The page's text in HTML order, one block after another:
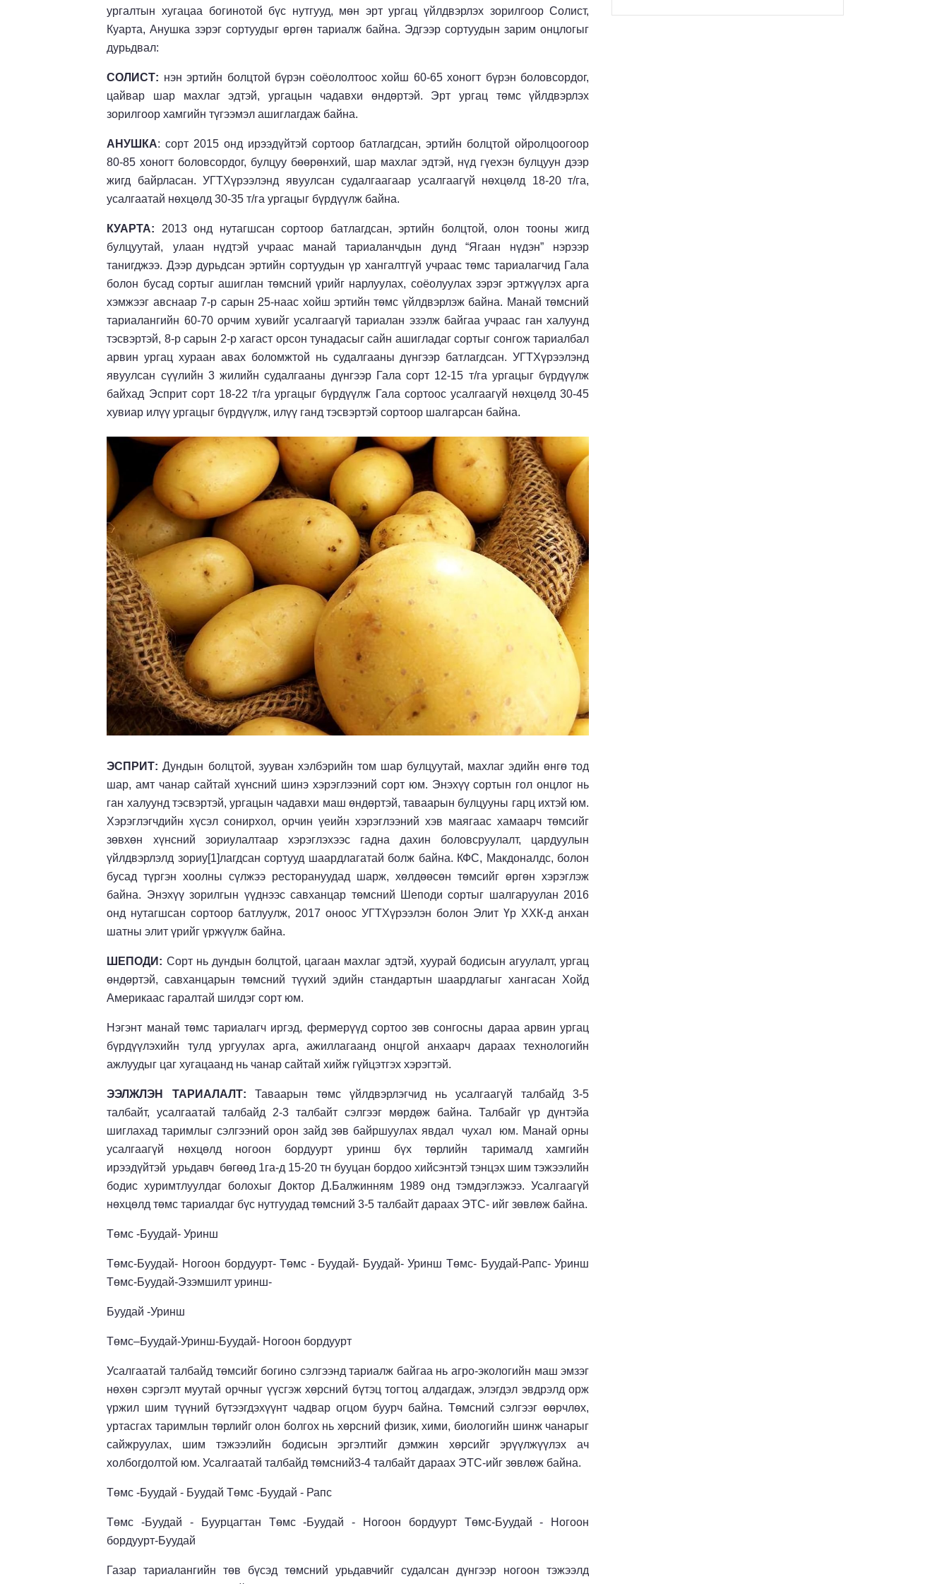
ургалтын хугацаа богинотой бүс нутгууд, мөн эрт ургац үйлдвэрлэх зорилгоор Солист,
Куарта, Анушка зэрэг сортуудыг өргөн тариалж байна. Эдгээр сортуудын зарим онцлогыг
дурьдвал:
СОЛИСТ: нэн эртийн болцтой бүрэн соёололтоос хойш 60-65 хоногт бүрэн боловсордог,
цайвар шар махлаг эдтэй, ургацын чадавхи өндөртэй. Эрт ургац төмс үйлдвэрлэх
зорилгоор хамгийн түгээмэл ашиглагдаж байна.
АНУШКА: сорт 2015 онд ирээдүйтэй сортоор батлагдсан, эртийн болцтой ойролцоогоор
80-85 хоногт боловсордог, булцуу бөөрөнхий, шар махлаг эдтэй, нүд гүехэн булцуун дээр
жигд байрласан. УГТХүрээлэнд явуулсан судалгаагаар усалгаагүй нөхцөлд 18-20 т/га,
усалгаатай нөхцөлд 30-35 т/га ургацыг бүрдүүлж байна.
КУАРТА: 2013 онд нутагшсан сортоор батлагдсан, эртийн болцтой, олон тооны жигд
булцуутай, улаан нүдтэй учраас манай тариаланчдын дунд “Ягаан нүдэн” нэрээр
танигджээ. Дээр дурьдсан эртийн сортуудын үр хангалтгүй учраас төмс тариалагчид Гала
болон бусад сортыг ашиглан төмсний үрийг нарлуулах, соёолуулах зэрэг эртжүүлэх арга
хэмжээг авснаар 7-р сарын 25-наас хойш эртийн төмс үйлдвэрлэж байна. Манай төмсний
тариалангийн 60-70 орчим хувийг усалгаагүй тариалан эзэлж байгаа учраас ган халуунд
тэсвэртэй, 8-р сарын 2-р хагаст орсон тунадасыг сайн ашигладаг сортыг сонгож тариалбал
арвин ургац хураан авах боломжтой нь судалгааны дүнгээр батлагдсан. УГТХүрээлэнд
явуулсан сүүлийн 3 жилийн судалгааны дүнгээр Гала сорт 12-15 т/га ургацыг бүрдүүлж
байхад Эсприт сорт 18-22 т/га ургацыг бүрдүүлж Гала сортоос усалгаагүй нөхцөлд 30-45
хувиар илүү ургацыг бүрдүүлж, илүү ганд тэсвэртэй сортоор шалгарсан байна.
ЭСПРИТ: Дундын болцтой, зууван хэлбэрийн том шар булцуутай, махлаг эдийн өнгө тод
шар, амт чанар сайтай хүнсний шинэ хэрэглээний сорт юм. Энэхүү сортын гол онцлог нь
ган халуунд тэсвэртэй, ургацын чадавхи маш өндөртэй, таваарын булцууны гарц ихтэй юм.
Хэрэглэгчдийн хүсэл сонирхол, орчин үеийн хэрэглээний хэв маягаас хамаарч төмсийг
зөвхөн хүнсний зориулалтаар хэрэглэхээс гадна дахин боловсруулалт, цардуулын
үйлдвэрлэлд зориу[1]лагдсан сортууд шаардлагатай болж байна. КФС, Макдоналдс, болон
бусад түргэн хоолны сүлжээ ресторануудад шарж, хөлдөөсөн төмсийг өргөн хэрэглэж
байна. Энэхүү зорилгын үүднээс савханцар төмсний Шеподи сортыг шалгаруулан 2016
онд нутагшсан сортоор батлуулж, 2017 оноос УГТХүрээлэн болон Элит Үр ХХК-д анхан
шатны элит үрийг үржүүлж байна.
ШЕПОДИ: Сорт нь дундын болцтой, цагаан махлаг эдтэй, хуурай бодисын агуулалт, ургац
өндөртэй, савханцарын төмсний түүхий эдийн стандартын шаардлагыг хангасан Хойд
Америкаас гаралтай шилдэг сорт юм.
Нэгэнт манай төмс тариалагч иргэд, фермерүүд сортоо зөв сонгосны дараа арвин ургац
бүрдүүлэхийн тулд ургуулах арга, ажиллагаанд онцгой анхаарч дараах технологийн
ажлуудыг цаг хугацаанд нь чанар сайтай хийж гүйцэтгэх хэрэгтэй.
ЭЭЛЖЛЭН ТАРИАЛАЛТ: Таваарын төмс үйлдвэрлэгчид нь усалгаагүй талбайд 3-5
талбайт, усалгаатай талбайд 2-3 талбайт сэлгээг мөрдөж байна. Талбайг үр дүнтэйа
шиглахад таримлыг сэлгээний орон зайд зөв байршуулах явдал чухал юм. Манай орны
усалгаагүй нөхцөлд ногоон бордуурт уринш бүх төрлийн тарималд хамгийн
ирээдүйтэй урьдавч бөгөөд 1га-д 15-20 тн бууцан бордоо хийсэнтэй тэнцэх шим тэжээлийн
бодис хуримтлуулдаг болохыг Доктор Д.Балжинням 1989 онд тэмдэглэжээ. Усалгаагүй
нөхцөлд төмс тариалдаг бүс нутгуудад төмсний 3-5 талбайт дараах ЭТС- ийг зөвлөж байна.
Төмс -Буудай- Уринш
Төмс-Буудай- Ногоон бордуурт- Төмс - Буудай- Буудай- Уринш Төмс- Буудай-Рапс- Уринш
Төмс-Буудай-Эзэмшилт уринш-
Буудай -Уринш
Төмс–Буудай-Уринш-Буудай- Ногоон бордуурт
Усалгаатай талбайд төмсийг богино сэлгээнд тариалж байгаа нь агро-экологийн маш эмзэг
нөхөн сэргэлт муутай орчныг үүсгэж хөрсний бүтэц тогтоц алдагдаж, элэгдэл эвдрэлд орж
үржил шим түүний бүтээгдэхүүнт чадвар огцом буурч байна. Төмсний сэлгээг өөрчлөх,
уртасгах таримлын төрлийг олон болгох нь хөрсний физик, хими, биологийн шинж чанарыг
сайжруулах, шим тэжээлийн бодисын эргэлтийг дэмжин хөрсийг эрүүлжүүлэх ач
холбогдолтой юм. Усалгаатай талбайд төмсний3-4 талбайт дараах ЭТС-ийг зөвлөж байна.
Төмс -Буудай - Буудай Төмс -Буудай - Рапс
Төмс -Буудай - Буурцагтан Төмс -Буудай - Ногоон бордуурт Төмс-Буудай - Ногоон
бордуурт-Буудай
Газар тариалангийн төв бүсэд төмсний урьдавчийг судалсан дүнгээр ногоон тэжээлд